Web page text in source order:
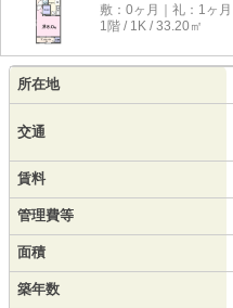
敷：0ヶ月｜礼：1ヶ月
1階 / 1K / 33.20㎡
所在地
交通
賃料
管理費等
面積
築年数